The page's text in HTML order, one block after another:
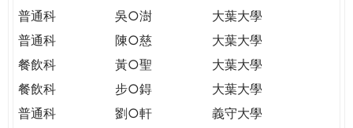
普通科
吳○澍
大葉大學
普通科
陳○慈
大葉大學
餐飲科
黃○聖
大葉大學
餐飲科
步○鍀
大葉大學
普通科
劉○軒
義守大學